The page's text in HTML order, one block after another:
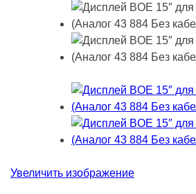
Увеличить изображение